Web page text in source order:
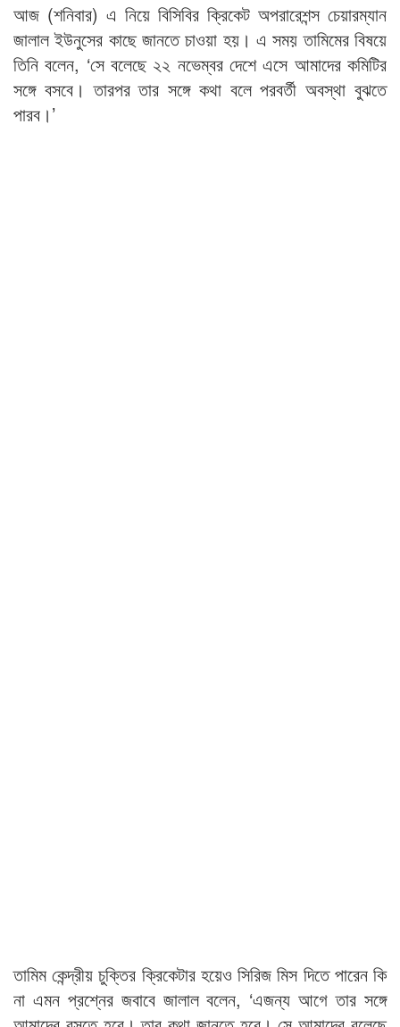
আজ (শনিবার) এ নিয়ে বিসিবির ক্রিকেট অপরারেশন্স চেয়ারম্যান
জালাল ইউনুসের কাছে জানতে চাওয়া হয়। এ সময় তামিমের বিষয়ে
তিনি বলেন, ‘সে বলেছে ২২ নভেম্বর দেশে এসে আমাদের কমিটির
সঙ্গে বসবে। তারপর তার সঙ্গে কথা বলে পরবর্তী অবস্থা বুঝতে
পারব।’
তামিম কেন্দ্রীয় চুক্তির ক্রিকেটার হয়েও সিরিজ মিস দিতে পারেন কি
না এমন প্রশ্নের জবাবে জালাল বলেন, ‘এজন্য আগে তার সঙ্গে